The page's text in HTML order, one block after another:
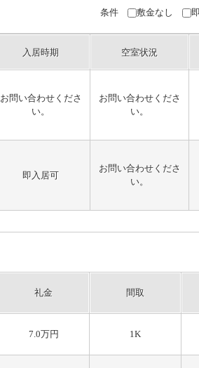
条件 敷金なし
入居時期 空室状況
お問い合わせくださ
い。
お問い合わせくださ
い。
即入居可
お問い合わせくださ
い。
礼金 間取
7.0万円 1K